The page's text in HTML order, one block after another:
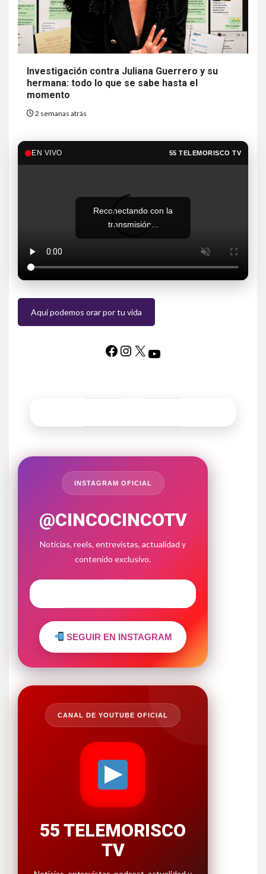
Investigación contra Juliana Guerrero y su
hermana: todo lo que se sabe hasta el
momento
2 semanas atrás
EN VIVO 55 TELEMORISCO TV
Reconectando con la
transmisión...
Aqui podemos orar por tu vida
INSTAGRAM OFICIAL
@CINCOCINCOTV
Noticias, reels, entrevistas, actualidad y
contenido exclusivo.
SEGUIR EN INSTAGRAM
CANAL DE YOUTUBE OFICIAL
55 TELEMORISCO
TV